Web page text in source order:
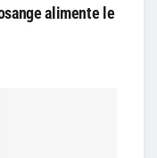
alimente le